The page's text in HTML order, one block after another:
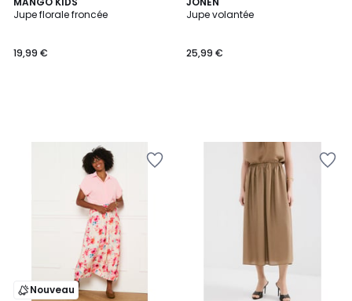
Jupe florale froncée
19,99 €
Jupe volantée
25,99 €
Nouveau